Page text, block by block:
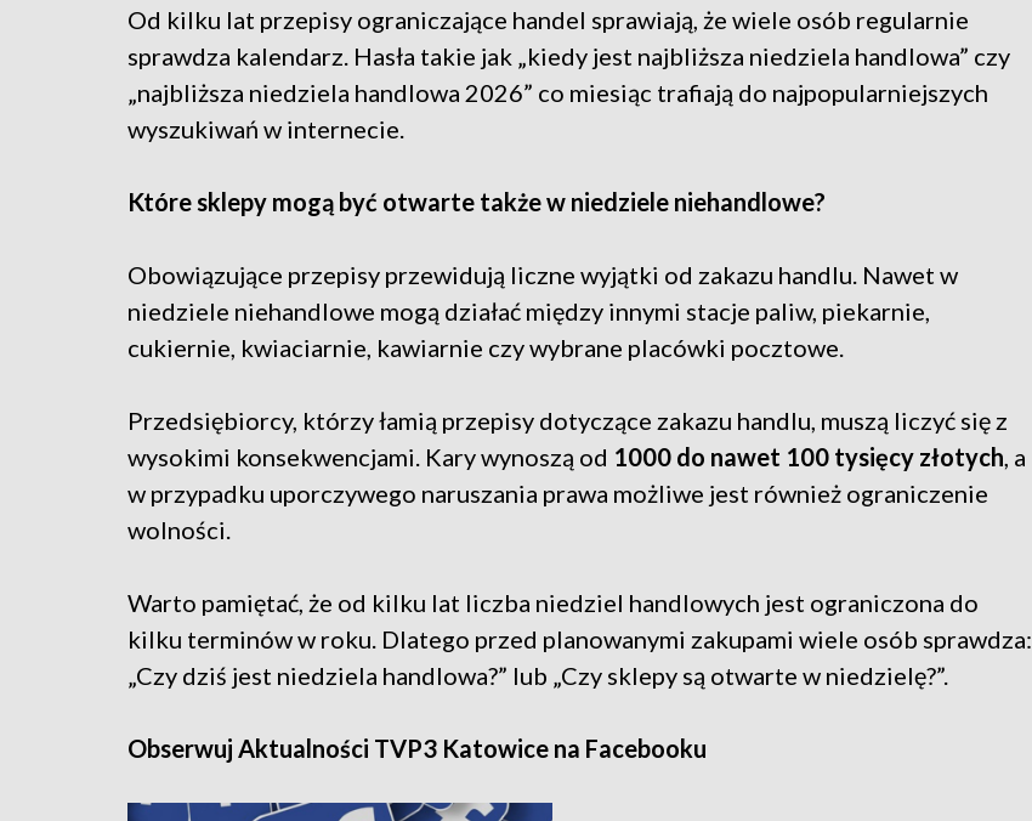
Od kilku lat przepisy ograniczające handel sprawiają, że wiele osób regularnie
sprawdza kalendarz. Hasła takie jak „kiedy jest najbliższa niedziela handlowa” czy
„najbliższa niedziela handlowa 2026” co miesiąc trafiają do najpopularniejszych
wyszukiwań w internecie.
Które sklepy mogą być otwarte także w niedziele niehandlowe?
Obowiązujące przepisy przewidują liczne wyjątki od zakazu handlu. Nawet w
niedziele niehandlowe mogą działać między innymi stacje paliw, piekarnie,
cukiernie, kwiaciarnie, kawiarnie czy wybrane placówki pocztowe.
Przedsiębiorcy, którzy łamią przepisy dotyczące zakazu handlu, muszą liczyć się z
wysokimi konsekwencjami. Kary wynoszą od 1000 do nawet 100 tysięcy złotych, a
w przypadku uporczywego naruszania prawa możliwe jest również ograniczenie
wolności.
Warto pamiętać, że od kilku lat liczba niedziel handlowych jest ograniczona do
kilku terminów w roku. Dlatego przed planowanymi zakupami wiele osób sprawdza:
„Czy dziś jest niedziela handlowa?” lub „Czy sklepy są otwarte w niedzielę?”.
Obserwuj Aktualności TVP3 Katowice na Facebooku